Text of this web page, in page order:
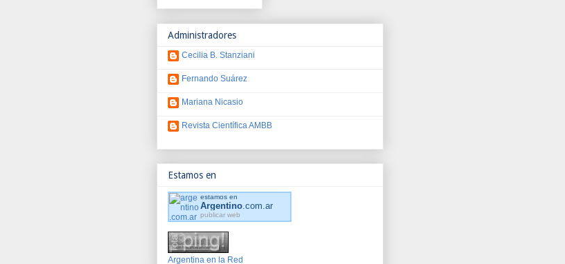
Administradores
Cecilia B. Stanziani
Fernando Suárez
Mariana Nicasio
Revista Científica AMBB
Estamos en
estamos en
Argentino.com.ar
publicar web
Argentina en la Red